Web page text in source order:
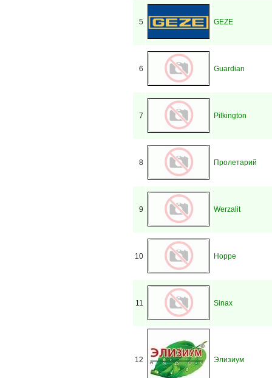
5 GEZE
6 Guardian
7 Pilkington
8 Пролетарий
9 Werzalit
10 Hoppe
11 Sinax
12 Элизиум